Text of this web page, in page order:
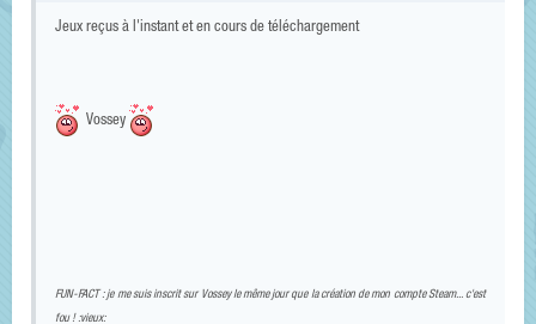
Jeux reçus à l'instant et en cours de téléchargement
Vossey
FUN-FACT : je me suis inscrit sur Vossey le même jour que la création de mon compte Steam... c'est
fou ! :vieux: